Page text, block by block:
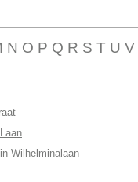
N O P Q R S T U V
Wilhelminalaan